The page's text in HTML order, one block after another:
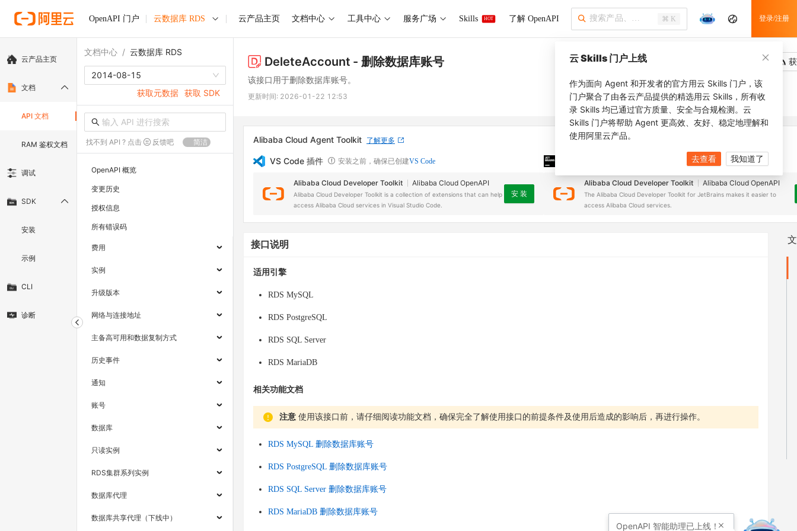
OpenAPI 门户 云数据库 RDS 云产品主页 文档中心 工具中心 服务广场 Skills HOT 了解 OpenAPI ⌘ K 登录/注册
云产品主页
文档
API 文档
RAM 鉴权文档
调试
SDK
安装
示例
CLI
诊断
文档中心 / 云数据库 RDS
2014-08-15
获取元数据 获取 SDK
找不到 API ? 点击 反馈吧 简洁
OpenAPI 概览
变更历史
授权信息
所有错误码
费用
实例
升级版本
网络与连接地址
主备高可用和数据复制方式
历史事件
通知
账号
数据库
只读实例
RDS集群系列实例
数据库代理
数据库共享代理（下线中）
DeleteAccount - 删除数据库账号
该接口用于删除数据库账号。
更新时间: 2026-01-22 12:53
Alibaba Cloud Agent Toolkit 了解更多
VS Code 插件 安装之前，确保已创建VS Code
Alibaba Cloud Developer Toolkit Alibaba Cloud OpenAPI
Alibaba Cloud Developer Toolkit is a collection of extensions that can help
access Alibaba Cloud services in Visual Studio Code.
安 装
安装之前，确保已创建JetBrains IDE
Alibaba Cloud Developer Toolkit Alibaba Cloud OpenAPI
The Alibaba Cloud Developer Toolkit for JetBrains makes it easier to
access Alibaba Cloud services.
接口说明
适用引擎
RDS MySQL
RDS PostgreSQL
RDS SQL Server
RDS MariaDB
相关功能文档
注意 使用该接口前，请仔细阅读功能文档，确保完全了解使用接口的前提条件及使用后造成的影响后，再进行操作。
RDS MySQL 删除数据库账号
RDS PostgreSQL 删除数据库账号
RDS SQL Server 删除数据库账号
RDS MariaDB 删除数据库账号
云 Skills 门户上线
作为面向 Agent 和开发者的官方用云 Skills 门户，该
门户聚合了由各云产品提供的精选用云 Skills，所有收
录 Skills 均已通过官方质量、安全与合规检测。云
Skills 门户将帮助 Agent 更高效、友好、稳定地理解和
使用阿里云产品。
去查看 我知道了
OpenAPI 智能助理已上线！